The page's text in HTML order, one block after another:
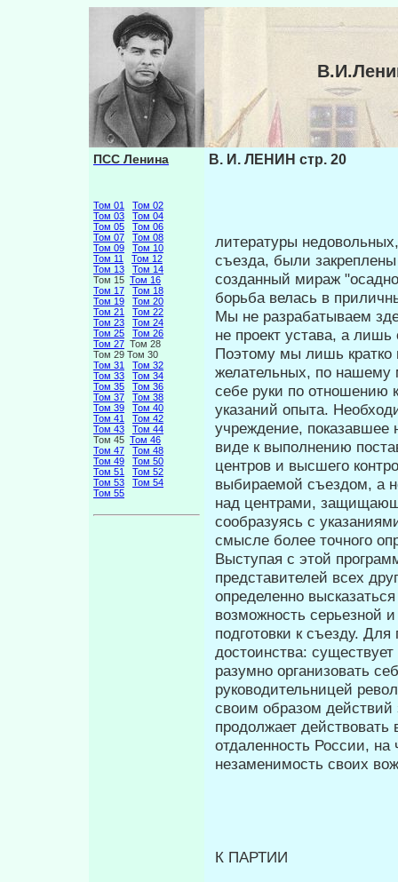
ПСС Ленина
Том 01
Том 02
Том 03
Том 04
Том 05
Том 06
Том 07
Том 08
Том 09
Том 10
Том 11
Том 12
Том 13
Том 14
Том 15 Том 16
Том 17
Том 18
Том 19
Том 20
Том 21
Том 22
Том 23
Том 24
Том 25
Том 26
Том 27 Том 28
Том 29 Том 30
Том 31
Том 32
Том 33
Том 34
Том 35
Том 36
Том 37
Том 38
Том 39
Том 40
Том 41
Том 42
Том 43
Том 44
Том 45 Том 46
Том 47
Том 48
Том 49
Том 50
Том 51
Том 52
Том 53
Том 54
Том 55
В. И. ЛЕНИН стр. 20
литературы
съезда, были
созданный мираж
борьба велась в
Мы не разрабатываем
не проект устава, а
Поэтому мы лишь кратко
желательных, по нашему
себе руки по отношению
указаний опыта.
учреждение, показавшее
виде к выполнению
центров и высшего
выби­раемой съездом, а
над центрами,
сообразуясь с
смысле более точного
Выступая с этой
представи­телей всех
определенно
возможность серьезной
подготовки к съезду.
достоинства:
разумно организовать
руководитель­ницей
своим образом дейст­вий
продолжает
отдаленность России,
незаменимость своих
К ПАРТИИ